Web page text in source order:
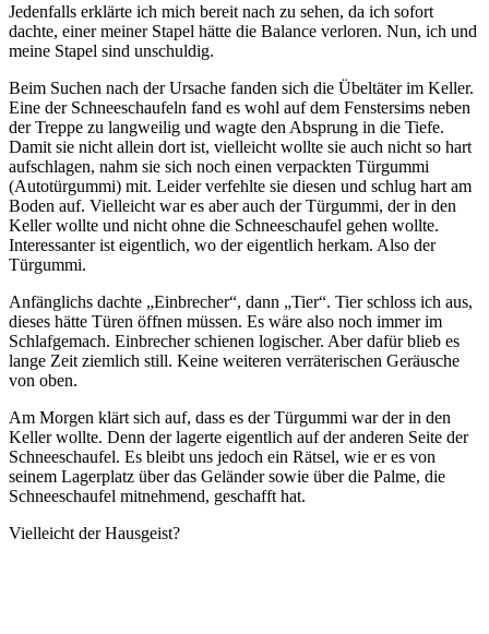
Jedenfalls erklärte ich mich bereit nach zu sehen, da ich sofort
dachte, einer meiner Stapel hätte die Balance verloren. Nun, ich und
meine Stapel sind unschuldig.
Beim Suchen nach der Ursache fanden sich die Übeltäter im Keller.
Eine der Schneeschaufeln fand es wohl auf dem Fenstersims neben
der Treppe zu langweilig und wagte den Absprung in die Tiefe.
Damit sie nicht allein dort ist, vielleicht wollte sie auch nicht so hart
aufschlagen, nahm sie sich noch einen verpackten Türgummi
(Autotürgummi) mit. Leider verfehlte sie diesen und schlug hart am
Boden auf. Vielleicht war es aber auch der Türgummi, der in den
Keller wollte und nicht ohne die Schneeschaufel gehen wollte.
Interessanter ist eigentlich, wo der eigentlich herkam. Also der
Türgummi.
Anfänglichs dachte „Einbrecher“, dann „Tier“. Tier schloss ich aus,
dieses hätte Türen öffnen müssen. Es wäre also noch immer im
Schlafgemach. Einbrecher schienen logischer. Aber dafür blieb es
lange Zeit ziemlich still. Keine weiteren verräterischen Geräusche
von oben.
Am Morgen klärt sich auf, dass es der Türgummi war der in den
Keller wollte. Denn der lagerte eigentlich auf der anderen Seite der
Schneeschaufel. Es bleibt uns jedoch ein Rätsel, wie er es von
seinem Lagerplatz über das Geländer sowie über die Palme, die
Schneeschaufel mitnehmend, geschafft hat.
Vielleicht der Hausgeist?